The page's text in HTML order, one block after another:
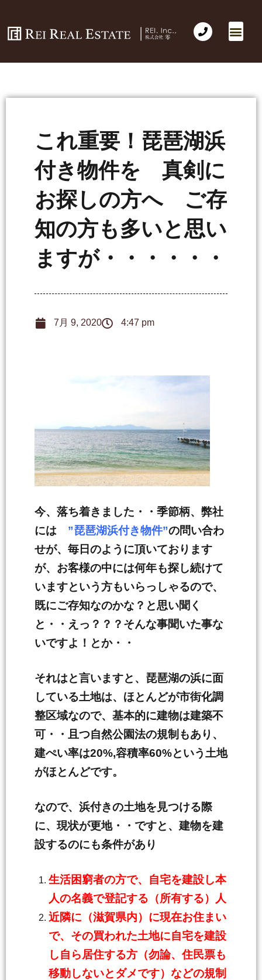
これ重要！琵琶湖浜
付き物件を 真剣に
お探しの方へ ご存
知の方も多いと思い
ますが・・・・・・
7月 9, 2020 4:47 pm
今、落ち着きました・・季節柄、弊社
には ”琵琶湖浜付き物件”の問い合わ
せが、毎日のように頂いております
が、お客様の中には何年も探し続けて
いますという方もいらっしゃるので、
既にご存知なのかな？と思い聞く
と・・えっ？？？そんな事聞いた事な
いですよ！とか・・
それはと言いますと、琵琶湖の浜に面
している土地は、ほとんどが市街化調
整区域なので、基本的に建物は建築不
可・・且つ自然公園法の規制もあり、
建ぺい率は20%,容積率60%という土地
がほとんどです。
なので、浜付きの土地を見つける際
に、現状が更地・・ですと、建物を建
設するのにも条件があり
生活困窮者の方で、自宅を建設し本
人の名義で登記する（所有する）人
近隣に（滋賀県内）に現在お住まい
で、その買われた土地に自宅を建設
し自ら居住する方（勿論、住民票も
移動しないとダメです）などの規制